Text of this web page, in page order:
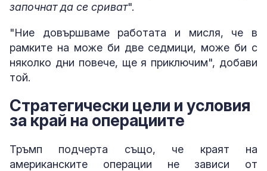
започнат да се сриват".
"Ние довършваме работата и мисля, че в
рамките на може би две седмици, може би с
няколко дни повече, ще я приключим", добави
той.
Стратегически цели и условия
за край на операциите
Тръмп подчерта също, че краят на
американските операции не зависи от